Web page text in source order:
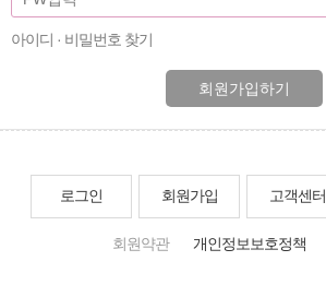
아이디 · 비밀번호 찾기
회원가입하기
로그인 회원가입 고객센터
회원약관 개인정보보호정책